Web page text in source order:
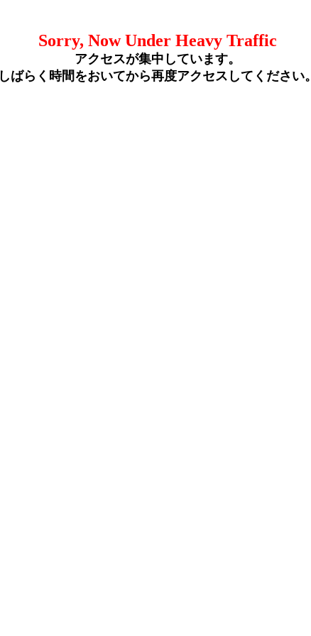
Sorry, Now Under Heavy Traffic
アクセスが集中しています。
しばらく時間をおいてから再度アクセスしてください。